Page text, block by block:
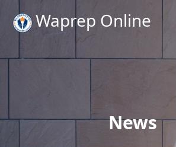
Waprep Online
News